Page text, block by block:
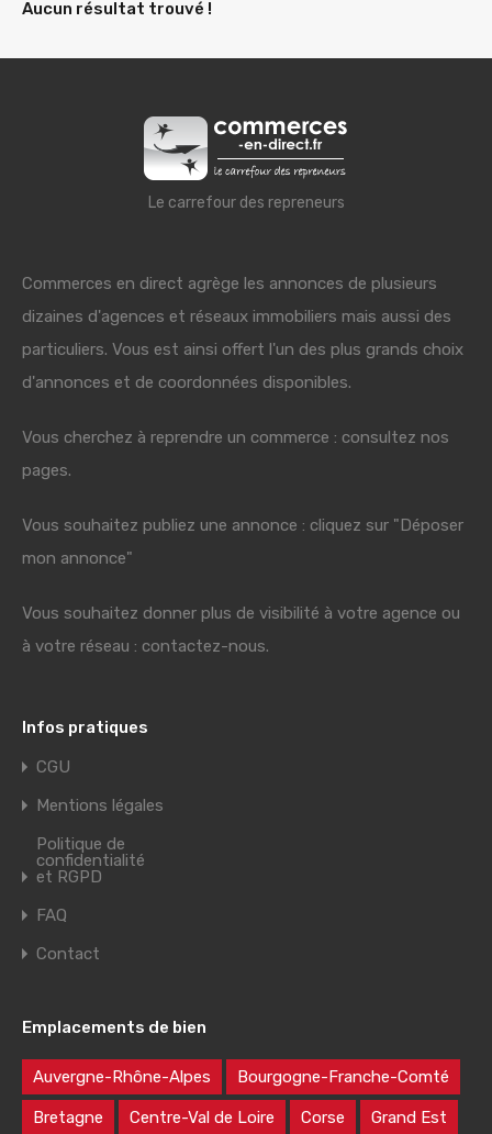
Aucun résultat trouvé !
Le carrefour des repreneurs
Commerces en direct agrège les annonces de plusieurs
dizaines d'agences et réseaux immobiliers mais aussi des
particuliers. Vous est ainsi offert l'un des plus grands choix
d'annonces et de coordonnées disponibles.
Vous cherchez à reprendre un commerce : consultez nos
pages.
Vous souhaitez publiez une annonce : cliquez sur "Déposer
mon annonce"
Vous souhaitez donner plus de visibilité à votre agence ou
à votre réseau : contactez-nous.
Infos pratiques
CGU
Mentions légales
Politique de
confidentialité
et RGPD
FAQ
Contact
Emplacements de bien
Auvergne-Rhône-Alpes Bourgogne-Franche-Comté
Bretagne Centre-Val de Loire Corse Grand Est